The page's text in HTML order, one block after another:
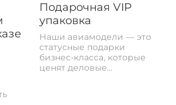
Подарочная VIP
упаковка
Наши авиамодели — это
статусные подарки
бизнес-класса, которые
ценят деловые...